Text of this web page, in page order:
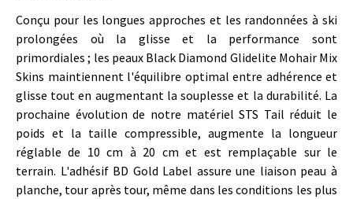
Conçu pour les longues approches et les randonnées à ski
prolongées où la glisse et la performance sont
primordiales ; les peaux Black Diamond Glidelite Mohair Mix
Skins maintiennent l'équilibre optimal entre adhérence et
glisse tout en augmentant la souplesse et la durabilité. La
prochaine évolution de notre matériel STS Tail réduit le
poids et la taille compressible, augmente la longueur
réglable de 10 cm à 20 cm et est remplaçable sur le
terrain. L'adhésif BD Gold Label assure une liaison peau à
planche, tour après tour, même dans les conditions les plus